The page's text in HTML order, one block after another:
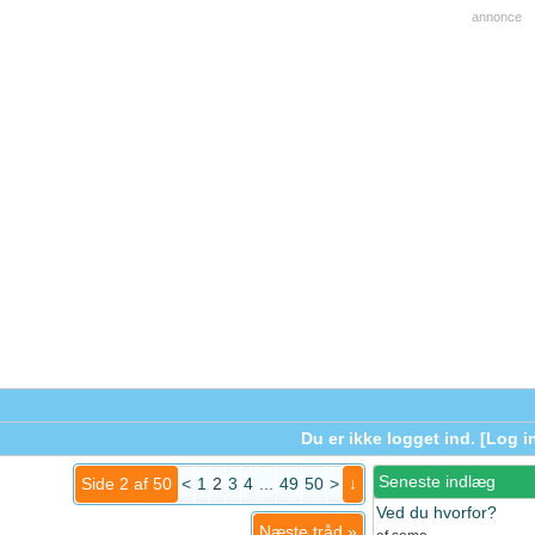
annonce
Du er ikke logget ind. [Log
Side 2 af 50 < 1 2 3 4 49 50 > ↓
Seneste indlæg
Ved du hvorfor?